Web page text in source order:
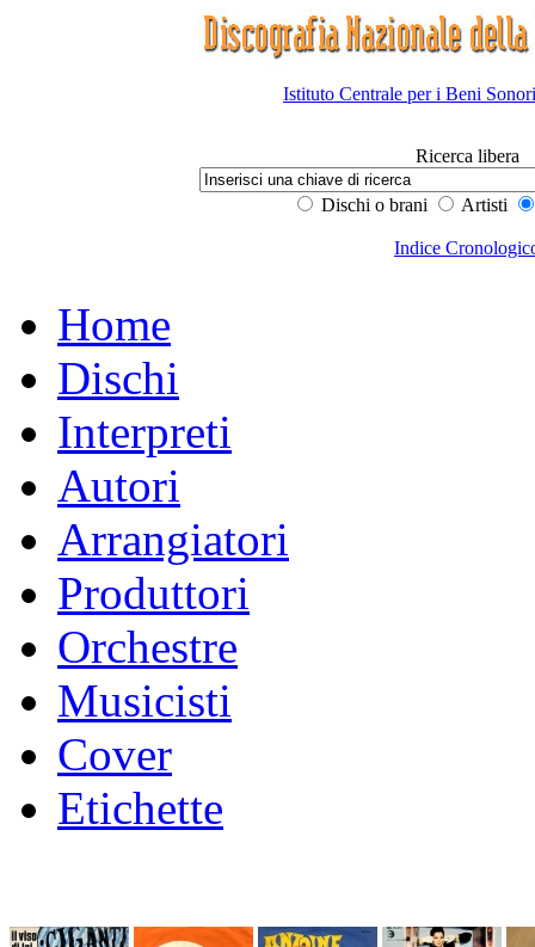
Istituto Centrale per i Beni
Ricerca libera
Dischi o brani Artisti
Indice
Home
Dischi
Interpreti
Autori
Arrangiatori
Produttori
Orchestre
Musicisti
Cover
Etichette